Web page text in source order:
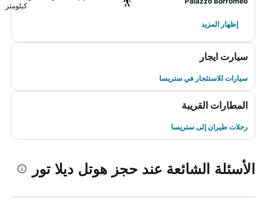
كيلومتر
إظهار المزيد
سيارت ايجار
سيارات للاستئجار في ستريسا
المطارات القريبة
رحلات طيران إلى ستريسا
الأسئلة الشائعة عند حجز هوتل ديلا تور